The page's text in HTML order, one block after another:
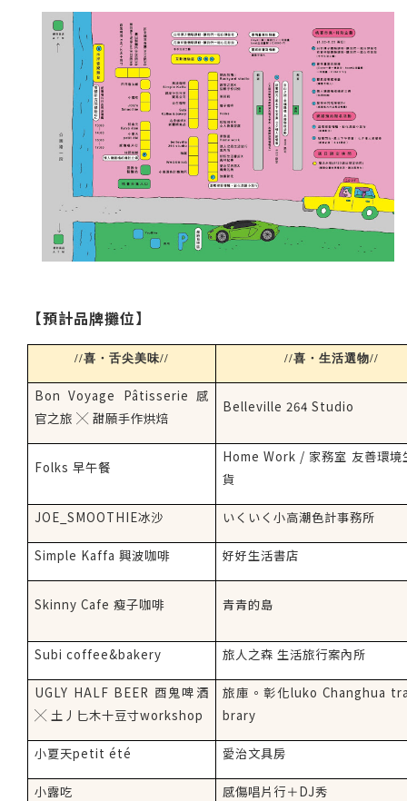
【預計品牌攤位】
//喜 ・ 舌尖美味// //喜 ・ 生活選物//
Bon Voyage Pâtisserie 感
官之旅 ╳ 甜願手作烘焙
Belleville 264 Studio
Folks早午餐
Home Work / 家務室 友善環境
貨
JOE_SMOOTHIE冰沙 いくいく小高潮色計事務所
Simple Kaffa興波咖啡 好好生活書店
Skinny Cafe瘦子咖啡 青青的島
Subi coffee&bakery 旅人之森 生活旅行案內所
UGLY HALF BEER 酉鬼啤酒
╳土丿匕木十豆寸workshop
旅庫。彰化luko Changhua
brary
小夏天petit été 愛治文具房
小露吃 感傷唱片行＋DJ秀